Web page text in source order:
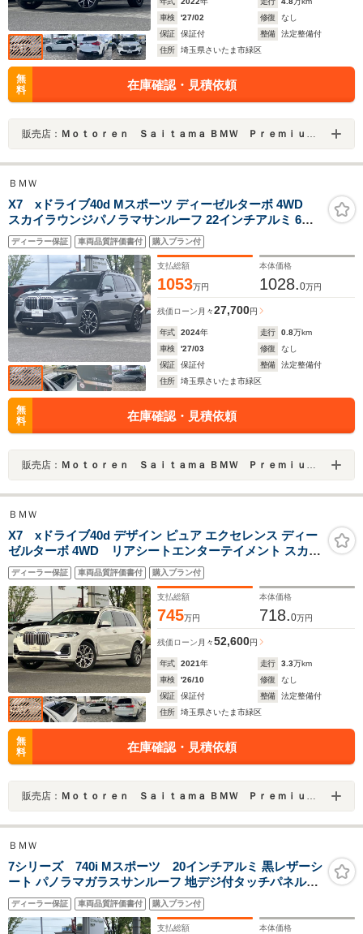
車検
'27/02 修復
なし
保証
保証付 整備
法定整備付
住所
埼玉県さいたま市緑区
無
料
在庫確認・見積依頼
販売店： Ｍｏｔｏｒｅｎ Ｓａｉｔａｍａ ＢＭＷ Ｐｒｅｍｉｕｍ Ｓｅｌｅｃｔｉｏｎ 浦和美園
ＢＭＷ
X7 xドライブ40d Mスポーツ ディーゼルターボ 4WD
スカイラウンジパノラマサンルーフ 22インチアルミ 6人
乗り 黒レザーシート 地デジ付タッチパネル式HDDナビ
ACC
ディーラー保証 車両品質評価書付 購入プラン付
支払総額
1053万円
本体価格
1028.0万円
残価ローン 月々27,700円
年式 2024年 走行 0.8万km
車検
'27/03 修復
なし
保証
保証付 整備
法定整備付
住所
埼玉県さいたま市緑区
無
料
在庫確認・見積依頼
販売店： Ｍｏｔｏｒｅｎ Ｓａｉｔａｍａ ＢＭＷ Ｐｒｅｍｉｕｍ Ｓｅｌｅｃｔｉｏｎ 浦和美園
ＢＭＷ
X7 xドライブ40d デザイン ピュア エクセレンス ディー
ゼルターボ 4WD リアシートエンターテイメント スカイ
ラウンジパノラマガラスサンルーフ コーヒーブラックレ
ザーシート セレクトパッケージ ウェルネスパッケージ 地
デジ付タッチパネル式HDDナビ
ディーラー保証 車両品質評価書付 購入プラン付
支払総額
745万円
本体価格
718.0万円
残価ローン 月々52,600円
年式 2021年 走行 3.3万km
車検
'26/10 修復
なし
保証
保証付 整備
法定整備付
住所
埼玉県さいたま市緑区
無
料
在庫確認・見積依頼
販売店： Ｍｏｔｏｒｅｎ Ｓａｉｔａｍａ ＢＭＷ Ｐｒｅｍｉｕｍ Ｓｅｌｅｃｔｉｏｎ 浦和美園
ＢＭＷ
7シリーズ 740i Mスポーツ 20インチアルミ 黒レザーシ
ート パノラマガラスサンルーフ 地デジ付タッチパネル式
HDDナビ Bowers & Wilkins サラウンド・サウンド・シ
ステム Mスポーツブレーキ ACC
ディーラー保証 車両品質評価書付 購入プラン付
支払総額 本体価格